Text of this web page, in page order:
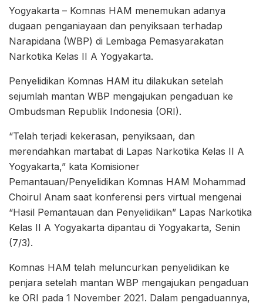
Yogyakarta – Komnas HAM menemukan adanya
dugaan penganiayaan dan penyiksaan terhadap
Narapidana (WBP) di Lembaga Pemasyarakatan
Narkotika Kelas II A Yogyakarta.
Penyelidikan Komnas HAM itu dilakukan setelah
sejumlah mantan WBP mengajukan pengaduan ke
Ombudsman Republik Indonesia (ORI).
“Telah terjadi kekerasan, penyiksaan, dan
merendahkan martabat di Lapas Narkotika Kelas II A
Yogyakarta,” kata Komisioner
Pemantauan/Penyelidikan Komnas HAM Mohammad
Choirul Anam saat konferensi pers virtual mengenai
“Hasil Pemantauan dan Penyelidikan” Lapas Narkotika
Kelas II A Yogyakarta dipantau di Yogyakarta, Senin
(7/3).
Komnas HAM telah meluncurkan penyelidikan ke
penjara setelah mantan WBP mengajukan pengaduan
ke ORI pada 1 November 2021. Dalam pengaduannya,